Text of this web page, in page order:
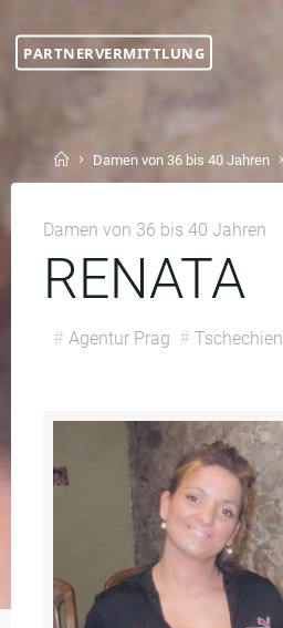
content
PARTNERVERMITTLUNG
HomeDamen von 36 bis 40 Jahren
Damen von 36 bis 40 Jahren
RENATA
# Agentur Prag # Tschechien